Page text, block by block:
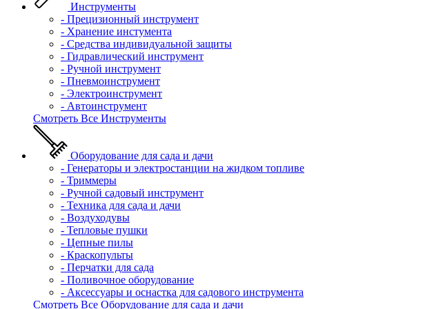
Инструменты
- Прецизионный инструмент
- Хранение инстумента
- Средства индивидуальной защиты
- Гидравлический инструмент
- Ручной инструмент
- Пневмоинструмент
- Электроинструмент
- Автоинструмент
Смотреть Все Инструменты
Оборудование для сада и дачи
- Генераторы и электростанции на жидком топливе
- Триммеры
- Ручной садовый инструмент
- Техника для сада и дачи
- Воздуходувы
- Тепловые пушки
- Цепные пилы
- Краскопульты
- Перчатки для сада
- Поливочное оборудование
- Аксессуары и оснастка для садового инструмента
Смотреть Все Оборудование для сада и дачи